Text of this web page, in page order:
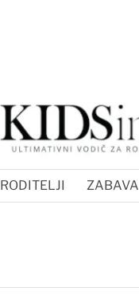
RODITELJI ZABAVA